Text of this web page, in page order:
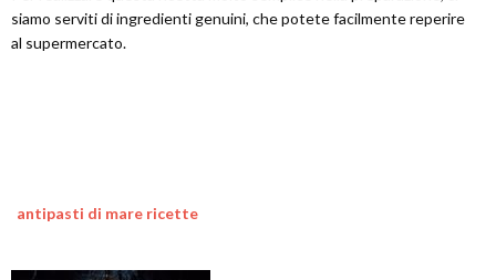
siamo serviti di ingredienti genuini, che potete facilmente reperire
al supermercato.
antipasti di mare ricette